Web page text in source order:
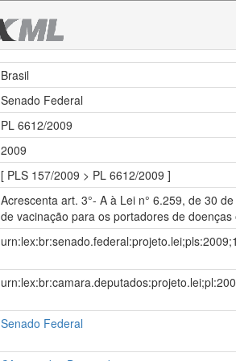
Brasil
Senado Federal
PL 6612/2009
2009
[ PLS 157/2009 > PL 6612/2009 ]
Acrescenta art. 3°- A à Lei n° 6.259, de 30
de vacinação para os portadores de
Senado Federal